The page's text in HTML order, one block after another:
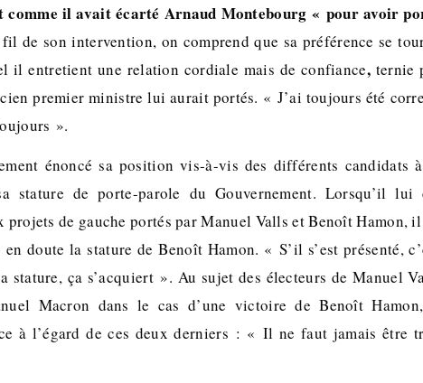
comme il avait écarté Arnaud Montebourg « pour avoir
de son intervention, on comprend que sa préférence se
il entretient une relation cordiale mais de confiance,ternie
premier ministre lui aurait portés. « J’ai toujours été
».
énoncé sa position vis-à-vis des différents candidats
stature de porte-parole du Gouvernement. Lorsqu’il lui
projets de gauche portés par Manuel Valls et Benoît Hamon,
doute la stature de Benoît Hamon. « S’il s’est présenté,
stature, ça s’acquiert ». Au sujet des électeurs de Manuel
Macron dans le cas d’une victoire de Benoît
à l’égard de ces deux derniers : « Il ne faut jamais être